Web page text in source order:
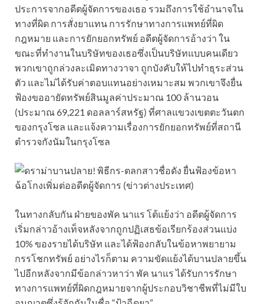
ประการจากอดีตผู้จัดการของเธอ รวมถึงการใช้อำนาจใน
ทางที่ผิด การสั่งยาแทน การรักษาทางการแพทย์ที่ผิด
กฎหมาย และการยักยอกทรัพย์ อดีตผู้จัดการอ้างว่า ใน
ขณะที่ทำงานในบริษัทของเธอซึ่งเป็นบริษัทแบบคนเดียว
พวกเขาถูกล่วงละเมิดทางวาจา ถูกบังคับให้ไปทำธุระส่วน
ตัว และไม่ได้รับค่าตอบแทนอย่างเหมาะสม พวกเขาจึงยื่น
ฟ้องขออายัดทรัพย์สินมูลค่าประมาณ 100 ล้านวอน
(ประมาณ 69,221 ดอลลาร์สหรัฐ) ที่ศาลแขวงเขตตะวันตก
ของกรุงโซล และแจ้งความเรื่องการยักยอกทรัพย์ที่สถานี
ตำรวจกังนัมในกรุงโซล
ในทางกลับกัน ฝ่ายของพัค นาแร โต้แย้งว่า อดีตผู้จัดการ
เริ่มกล่าวอ้างเท็จหลังจากถูกปฏิเสธข้อเรียกร้องส่วนแบ่ง
10% ของรายได้บริษัท และได้ฟ้องกลับในข้อหาพยายาม
กรรโชกทรัพย์ อย่างไรก็ตาม ความขัดแย้งได้บานปลายขึ้น
ไปอีกหลังจากมีข้อกล่าวหาว่า พัค นาแร ได้รับการรักษา
ทางการแพทย์ที่ผิดกฎหมายจากผู้ประกอบวิชาชีพที่ไม่มีใบ